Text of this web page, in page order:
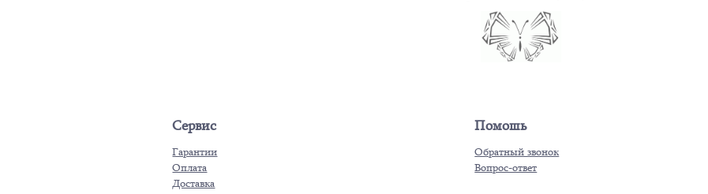
Сервис
Гарантии
Оплата
Доставка
Помошь
Обратный звонок
Вопрос-ответ